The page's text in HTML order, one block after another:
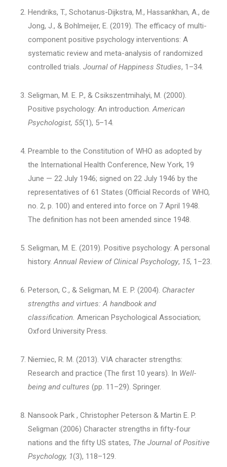
Hendriks, T., Schotanus-Dijkstra, M., Hassankhan, A., de
Jong, J., & Bohlmeijer, E. (2019). The efficacy of multi-
component positive psychology interventions: A
systematic review and meta-analysis of randomized
controlled trials. Journal of Happiness Studies, 1–34.
Seligman, M. E. P., & Csikszentmihalyi, M. (2000).
Positive psychology: An introduction.American
Psychologist, 55(1), 5–14.
Preamble to the Constitution of WHO as adopted by
the International Health Conference, New York, 19
June — 22 July 1946; signed on 22 July 1946 by the
representatives of 61 States (Official Records of WHO,
no. 2, p. 100) and entered into force on 7 April 1948.
The definition has not been amended since 1948.
Seligman, M. E. (2019). Positive psychology: A personal
history.Annual Review of Clinical Psychology, 15, 1–23.
Peterson, C., & Seligman, M. E. P. (2004). Character
strengths and virtues: A handbook and
classification. American Psychological Association;
Oxford University Press.
Niemiec, R. M. (2013). VIA character strengths:
Research and practice (The first 10 years). In Well-
being and cultures (pp. 11–29). Springer.
Nansook Park , Christopher Peterson & Martin E. P.
Seligman (2006) Character strengths in fifty-four
nations and the fifty US states, The Journal of Positive
Psychology, 1(3), 118–129.